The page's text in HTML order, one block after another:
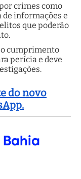
crimes como
de informações e
que poderão
cumprimento
perícia e deve
do novo
Bahia